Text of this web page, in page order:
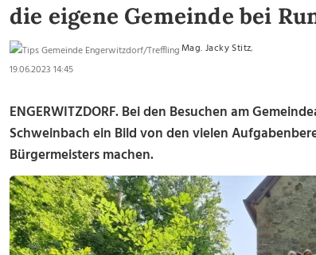
die eigene Gemeinde bei
Mag. Jacky Stitz,
19.06.2023 14:45
ENGERWITZDORF. Bei den Besuchen am
Schweinbach ein Bild von den vielen
Bürgermeisters machen.